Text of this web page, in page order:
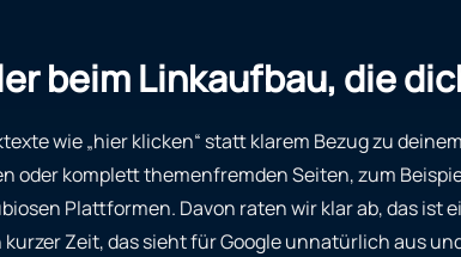
beim Linkaufbau, die
wie „hier klicken“ statt klarem Bezug zu
oder komplett themenfremden Seiten, zum
Plattformen. Davon raten wir klar ab, das ist
kurzer Zeit, das sieht für Google unnatürlich aus